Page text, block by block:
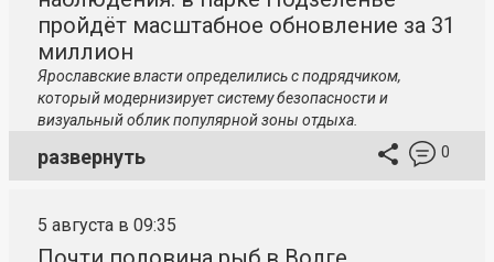
пройдёт масштабное обновление за 31
миллион
Ярославские власти определились с подрядчиком,
который модернизирует систему безопасности и
визуальный облик популярной зоны отдыха.
развернуть 0
5 августа в 09:35